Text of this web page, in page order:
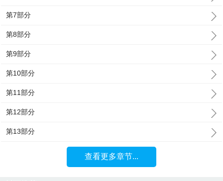
第7部分
第8部分
第9部分
第10部分
第11部分
第12部分
第13部分
查看更多章节...